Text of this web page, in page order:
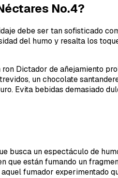
No.4?
debe ser tan sofisticado
del humo y resalta los
Dictador de añejamiento
un chocolate
Evita bebidas demasiado
busca un espectáculo de
que están fumando un
fumador experimentado